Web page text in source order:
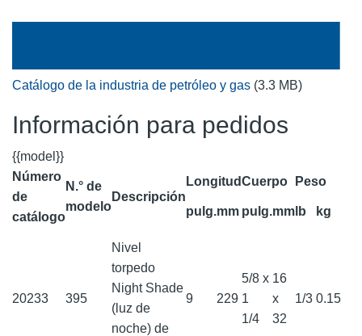
Catálogo de la industria de petróleo y gas (3.3 MB)
Información para pedidos
{{model}}
Número
de
catálogo
N.° de
modelo
Descripción
LongitudCuerpo Peso
pulg.mm pulg.mm lb kg
20233 395
Nivel
torpedo
Night Shade
(luz de
noche) de
9 229
5/8 x
1
1/4
16
x
32
1/3 0.15